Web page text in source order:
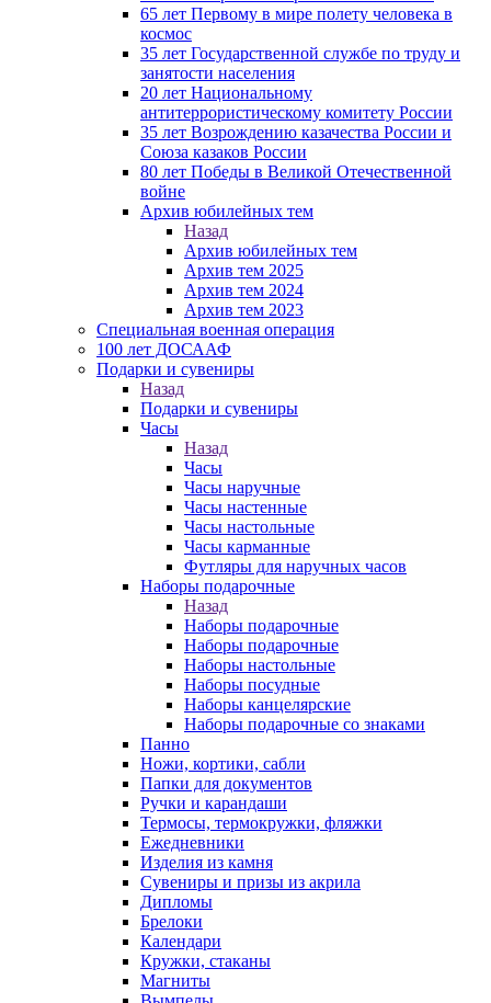
65 лет Первому в мире полету человека в
космос
35 лет Государственной службе по труду и
занятости населения
20 лет Национальному
антитеррористическому комитету России
35 лет Возрождению казачества России и
Союза казаков России
80 лет Победы в Великой Отечественной
войне
Архив юбилейных тем
Назад
Архив юбилейных тем
Архив тем 2025
Архив тем 2024
Архив тем 2023
Специальная военная операция
100 лет ДОСААФ
Подарки и сувениры
Назад
Подарки и сувениры
Часы
Назад
Часы
Часы наручные
Часы настенные
Часы настольные
Часы карманные
Футляры для наручных часов
Наборы подарочные
Назад
Наборы подарочные
Наборы подарочные
Наборы настольные
Наборы посудные
Наборы канцелярские
Наборы подарочные со знаками
Панно
Ножи, кортики, сабли
Папки для документов
Ручки и карандаши
Термосы, термокружки, фляжки
Ежедневники
Изделия из камня
Сувениры и призы из акрила
Дипломы
Брелоки
Календари
Кружки, стаканы
Магниты